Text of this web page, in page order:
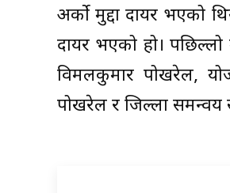
अर्को मुद्दा दायर भएको
दायर भएको हो।
विमलकुमार पोखरेल,
पोखरेल र जिल्ला समन्वय